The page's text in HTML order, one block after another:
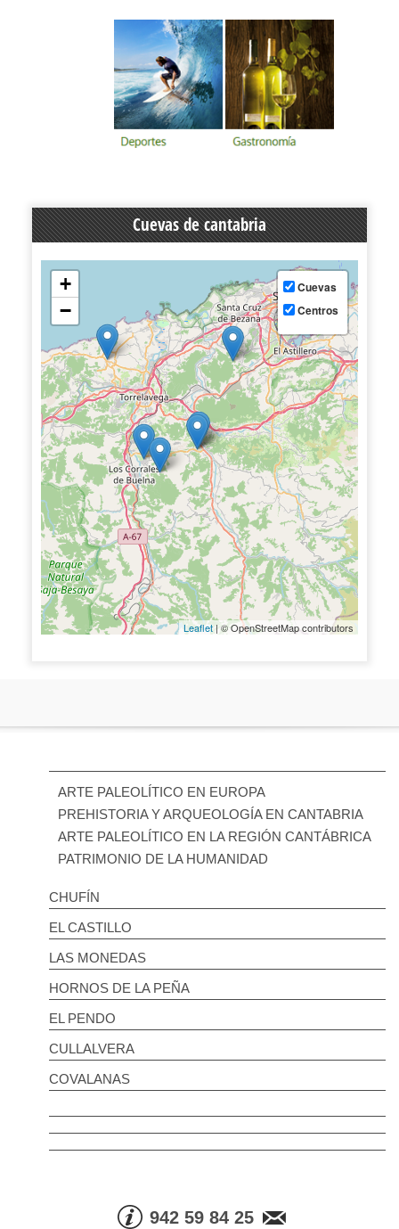
Cuevas de cantabria
+
−
Cuevas
Centros
Leaflet | © OpenStreetMap contributors
ARTE PALEOLÍTICO EN EUROPA
PREHISTORIA Y ARQUEOLOGÍA EN CANTABRIA
ARTE PALEOLÍTICO EN LA REGIÓN CANTÁBRICA
PATRIMONIO DE LA HUMANIDAD
CHUFÍN
EL CASTILLO
LAS MONEDAS
HORNOS DE LA PEÑA
EL PENDO
CULLALVERA
COVALANAS
942 59 84 25